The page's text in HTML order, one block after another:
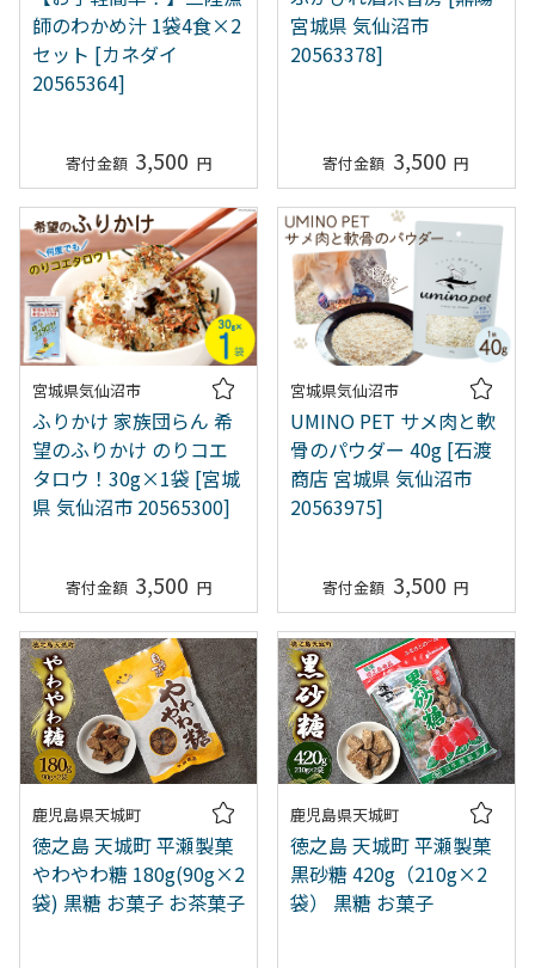
師のわかめ汁 1袋4食×2
セット [カネダイ
20565364]
3,500
宮城県 気仙沼市
20563378]
3,500
宮城県気仙沼市
ふりかけ 家族団らん 希
望のふりかけ のりコエ
タロウ！30g×1袋 [宮城
県 気仙沼市 20565300]
3,500
宮城県気仙沼市
UMINO PET サメ肉と軟
骨のパウダー 40g [石渡
商店 宮城県 気仙沼市
20563975]
3,500
鹿児島県天城町
徳之島 天城町 平瀬製菓
やわやわ糖 180g(90g×2
袋) 黒糖 お菓子 お茶菓子
鹿児島県天城町
徳之島 天城町 平瀬製菓
黒砂糖 420g（210g×2
袋） 黒糖 お菓子